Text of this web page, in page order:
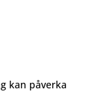
kan påverka